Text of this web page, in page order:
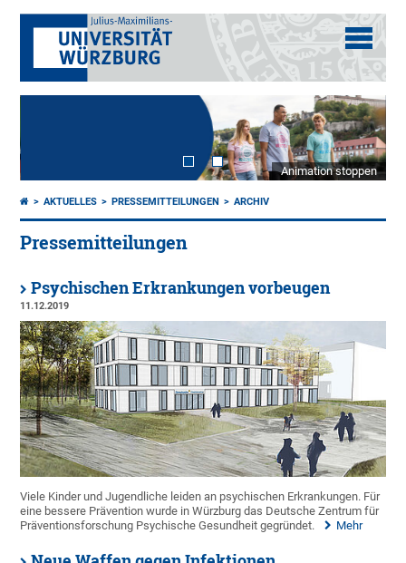
Animation stoppen
AKTUELLES PRESSEMITTEILUNGEN ARCHIV
Pressemitteilungen
Psychischen Erkrankungen vorbeugen
11.12.2019
Viele Kinder und Jugendliche leiden an psychischen Erkrankungen. Für
eine bessere Prävention wurde in Würzburg das Deutsche Zentrum für
Präventionsforschung Psychische Gesundheit gegründet.
Mehr